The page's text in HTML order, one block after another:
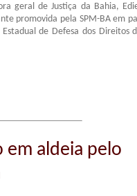
geral de Justiça da Bahia,
promovida pela SPM-BA em
de Defesa dos Direitos
em aldeia pelo